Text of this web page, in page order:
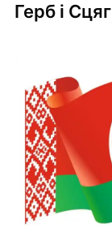
Герб i Сцяг